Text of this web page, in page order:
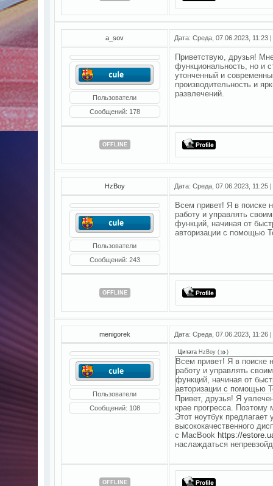
a_sov Дата: Среда, 07.06.2023,
Пользователи
Сообщений: 178
Приветствую, друзья!
функциональность, но и
утонченный и
производительность и
развлечений.
OFFLINE
HzBoy Дата: Среда, 07.06.2023,
Пользователи
Сообщений: 243
Всем привет! Я в поиске
работу и управлять
функций, начиная от
авторизации с помощью
OFFLINE
menigorek Дата: Среда, 07.06.2023,
Пользователи
Сообщений: 108
Цитата HzBoy ( )
Всем привет! Я в поиске
работу и управлять
функций, начиная от
авторизации с помощью
Привет, друзья! Я
крае прогресса.
Этот ноутбук
высококачественного
с MacBook https://
наслаждаться
OFFLINE